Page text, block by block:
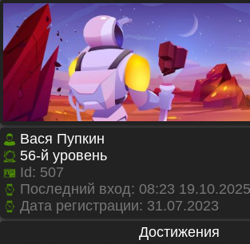
Вася Пупкин
56-й уровень
Id: 507
Последний вход: 08:23 19.10.2025
Дата регистрации: 31.07.2023
Достижения